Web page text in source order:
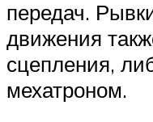
передач.
движения
сцепления,
мехатроном.